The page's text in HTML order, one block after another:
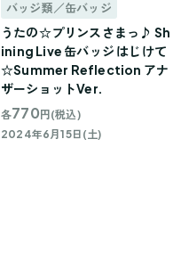
バッジ類／缶バッジ
うたの☆プリンスさまっ♪ Sh
ining Live 缶バッジ はじけて
☆Summer Reflection アナ
ザーショットVer.
各770 円(税込)
2024年6月15日(土)